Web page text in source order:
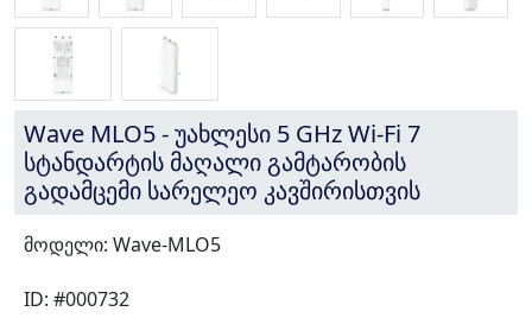
Wave MLO5 - უახლესი 5 GHz Wi-Fi 7
სტანდარტის მაღალი გამტარობის
გადამცემი სარელეო კავშირისთვის
მოდელი: Wave-MLO5
ID: #000732